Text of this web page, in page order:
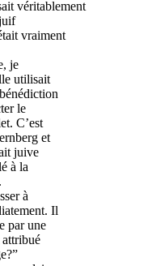
véritablement
vraiment
je
utilisait
le
C’est
et
juive
à la
à
Il
par une